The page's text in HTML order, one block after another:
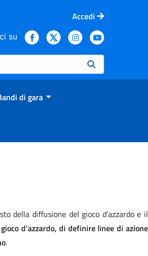
Accedi
su
di gara
della diffusione del gioco d’azzardo e il
d’azzardo, di definire linee di azione
.